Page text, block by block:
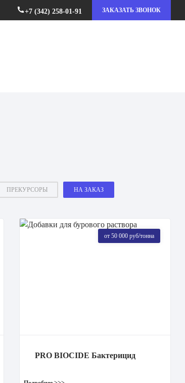
+7 (342) 258-01-91 ЗАКАЗАТЬ ЗВОНОК
ПРЕКУРСОРЫ НА ЗАКАЗ
PRO BIOCIDE Бактерицид
от 50 000 руб/тонна